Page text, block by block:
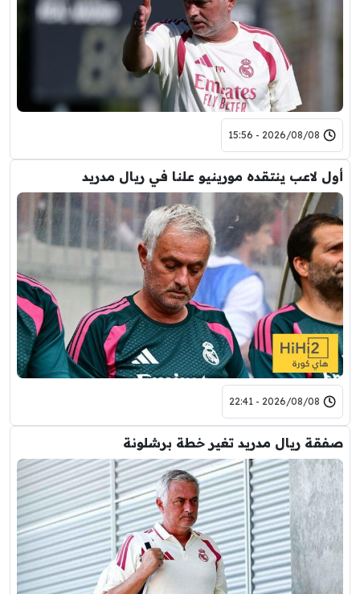
2026/08/08 - 15:56
أول لاعب ينتقده مورينيو علنا في ريال مدريد
2026/08/08 - 22:41
صفقة ريال مدريد تغير خطة برشلونة